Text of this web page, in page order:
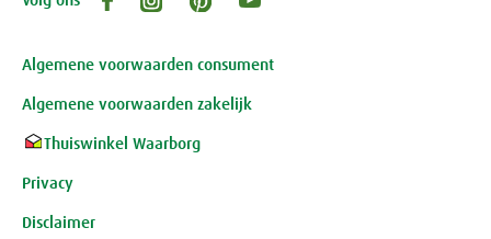
Openingstijden, route en adres
Klantenservice webwinkel
Review-richtlijnen
Algemene voorwaarden consument
Algemene voorwaarden zakelijk
Thuiswinkel Waarborg
Privacy
Disclaimer